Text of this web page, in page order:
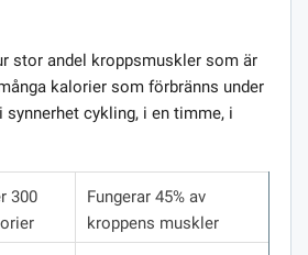
stor andel kroppsmuskler som är
kalorier som förbränns under
synnerhet cykling, i en timme, i
300
Fungerar 45% av
kroppens muskler